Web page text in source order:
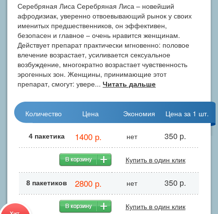
Серебряная Лиса Серебряная Лиса – новейший
афродизиак, уверенно отвоевывающий рынок у своих
именитых предшественников, он эффективен,
безопасен и главное – очень нравится женщинам.
Действует препарат практически мгновенно: половое
влечение возрастает, усиливается сексуальное
возбуждение, многократно возрастает чувственность
эрогенных зон. Женщины, принимающие этот
препарат, смогут: увере... Читать дальше
Количество Цена Экономия Цена за 1 шт.
4 пакетика 1400 р. нет 350 р.
Купить в один клик
8 пакетиков 2800 р. нет 350 р.
Купить в один клик